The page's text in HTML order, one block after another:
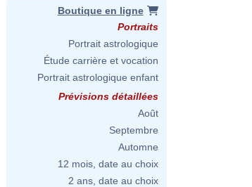
Boutique en ligne
Portraits
Portrait astrologique
Étude carrière et vocation
Portrait astrologique enfant
Prévisions détaillées
Août
Septembre
Automne
12 mois, date au choix
2 ans, date au choix